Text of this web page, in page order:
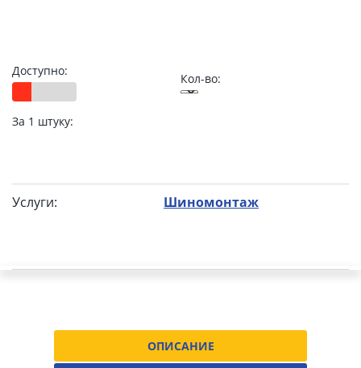
Доступно:
Кол-во:
За 1 штуку:
Услуги: Шиномонтаж
ОПИСАНИЕ